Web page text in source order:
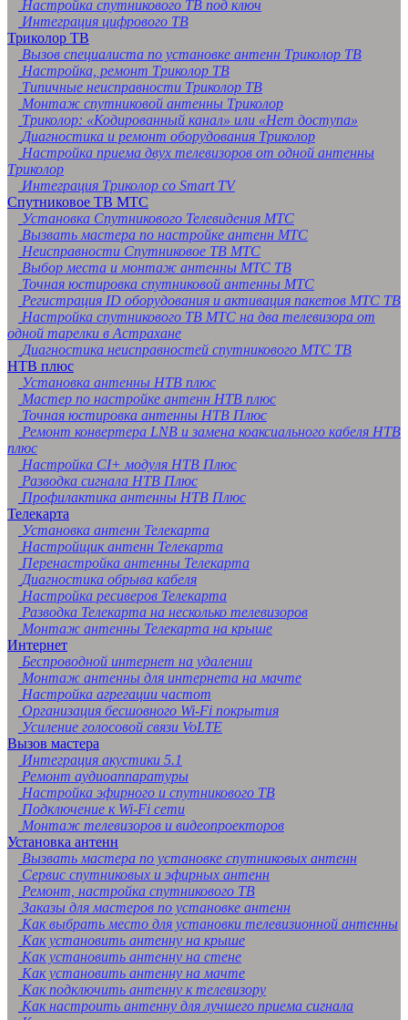
Настройка спутникового ТВ под ключ
Интеграция цифрового ТВ
Триколор ТВ
Вызов специалиста по установке антенн Триколор ТВ
Настройка, ремонт Триколор ТВ
Типичные неисправности Триколор ТВ
Монтаж спутниковой антенны Триколор
Триколор: «Кодированный канал» или «Нет доступа»
Диагностика и ремонт оборудования Триколор
Настройка приема двух телевизоров от одной антенны
Триколор
Интеграция Триколор со Smart TV
Спутниковое ТВ МТС
Установка Спутникового Телевидения МТС
Вызвать мастера по настройке антенн МТС
Неисправности Спутниковое ТВ МТС
Выбор места и монтаж антенны МТС ТВ
Точная юстировка спутниковой антенны МТС
Регистрация ID оборудования и активация пакетов МТС ТВ
Настройка спутникового ТВ МТС на два телевизора от
одной тарелки в Астрахане
Диагностика неисправностей спутникового МТС ТВ
НТВ плюс
Установка антенны НТВ плюс
Мастер по настройке антенн НТВ плюс
Точная юстировка антенны НТВ Плюс
Ремонт конвертера LNB и замена коаксиального кабеля НТВ
плюс
Настройка CI+ модуля НТВ Плюс
Разводка сигнала НТВ Плюс
Профилактика антенны НТВ Плюс
Телекарта
Установка антенн Телекарта
Настройщик антенн Телекарта
Перенастройка антенны Телекарта
Диагностика обрыва кабеля
Настройка ресиверов Телекарта
Разводка Телекарта на несколько телевизоров
Монтаж антенны Телекарта на крыше
Интернет
Беспроводной интернет на удалении
Монтаж антенны для интернета на мачте
Настройка агрегации частот
Организация бесшовного Wi-Fi покрытия
Усиление голосовой связи VoLTE
Вызов мастера
Интеграция акустики 5.1
Ремонт аудиоаппаратуры
Настройка эфирного и спутникового ТВ
Подключение к Wi-Fi сети
Монтаж телевизоров и видеопроекторов
Установка антенн
Вызвать мастера по установке спутниковых антенн
Сервис спутниковых и эфирных антенн
Ремонт, настройка спутникового ТВ
Заказы для мастеров по установке антенн
Как выбрать место для установки телевизионной антенны
Как установить антенну на крыше
Как установить антенну на стене
Как установить антенну на мачте
Как подключить антенну к телевизору
Как настроить антенну для лучшего приема сигнала